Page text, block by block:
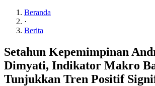
Beranda
·
Berita
Setahun Kepemimpinan
Dimyati, Indikator Makro
Tunjukkan Tren Positif